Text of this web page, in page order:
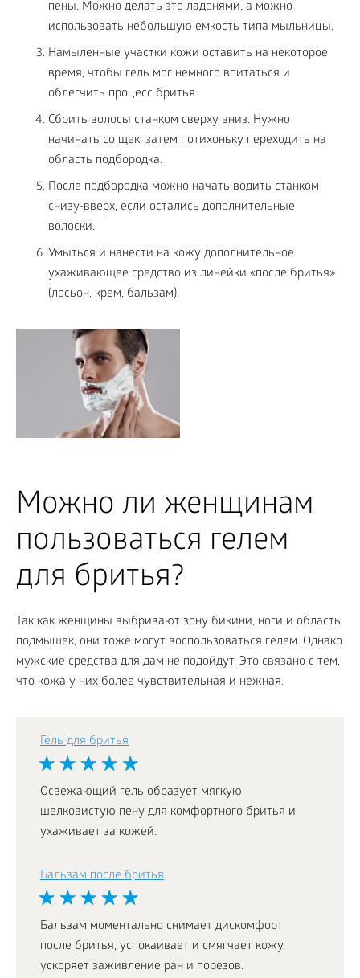
пены. Можно делать это ладонями, а можно
использовать небольшую емкость типа мыльницы.
Намыленные участки кожи оставить на некоторое
время, чтобы гель мог немного впитаться и
облегчить процесс бритья.
Сбрить волосы станком сверху вниз. Нужно
начинать со щек, затем потихоньку переходить на
область подбородка.
После подбородка можно начать водить станком
снизу-вверх, если остались дополнительные
волоски.
Умыться и нанести на кожу дополнительное
ухаживающее средство из линейки «после бритья»
(лосьон, крем, бальзам).
Можно ли женщинам
пользоваться гелем
для бритья?
Так как женщины выбривают зону бикини, ноги и область
подмышек, они тоже могут воспользоваться гелем. Однако
мужские средства для дам не подойдут. Это связано с тем,
что кожа у них более чувствительная и нежная.
Гель для бритья
Освежающий гель образует мягкую
шелковистую пену для комфортного бритья и
ухаживает за кожей.
Бальзам после бритья
Бальзам моментально снимает дискомфорт
после бритья, успокаивает и смягчает кожу,
ускоряет заживление ран и порезов.